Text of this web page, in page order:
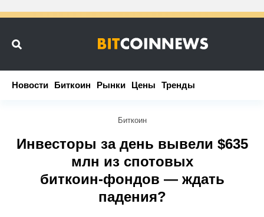
Новости Биткоин Рынки Цены Тренды
Новости Биткоин Рынки Цены Тренды
Биткоин
Инвесторы за день вывели $635
млн из спотовых
биткоин‑фондов — ждать
падения?